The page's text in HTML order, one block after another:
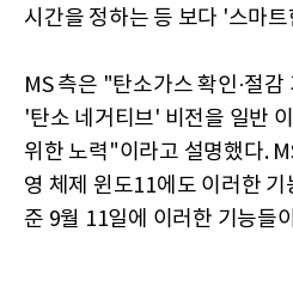
시간을 정하는 등 보다 '스마
MS 측은 "탄소가스 확인·절감
'탄소 네거티브' 비전을 일반
위한 노력"이라고 설명했다.
영 체제 윈도11에도 이러한 기
준 9월 11일에 이러한 기능들